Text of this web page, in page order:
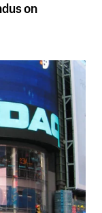
on